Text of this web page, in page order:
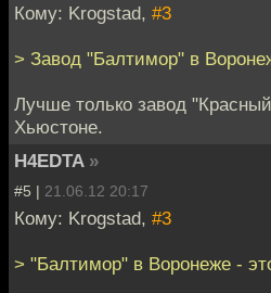
Кому: Krogstad, #3
> Завод "Балтимор" в
Лучше только завод
Хьюстоне.
H4EDTA »
#5 | 21.06.12 20:17
Кому: Krogstad, #3
> "Балтимор" в Воронеже -